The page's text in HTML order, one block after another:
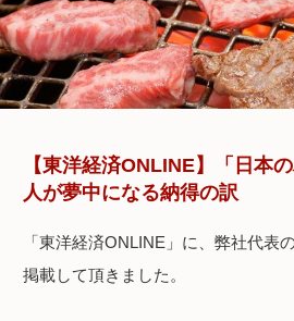
【東洋経済ONLINE】「日本
人が夢中になる納得の訳
「東洋経済ONLINE」に、弊社代表
掲載して頂きました。